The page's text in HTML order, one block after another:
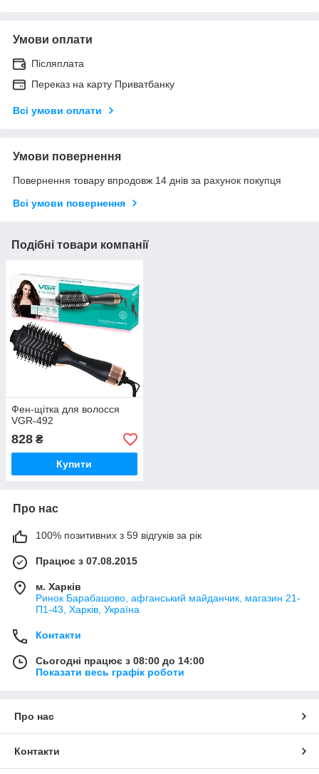
Умови оплати
Післяплата
Переказ на карту Приватбанку
Всі умови оплати
Умови повернення
Повернення товару впродовж 14 днів за рахунок покупця
Всі умови повернення
Подібні товари компанії
Фен-щітка для волосся
VGR-492
828 ₴
Купити
Про нас
100% позитивних з 59 відгуків за рік
Працює з 07.08.2015
м. Харків
Ринок Барабашово, афганський майданчик, магазин 21-
П1-43, Харків, Україна
Контакти
Сьогодні працює з 08:00 до 14:00
Показати весь графік роботи
Про нас
Контакти